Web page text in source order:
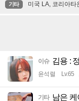
기타 미국 LA, 코리아타
이슈 김용 :
윤석렬 Lv.65
기타 남은 케